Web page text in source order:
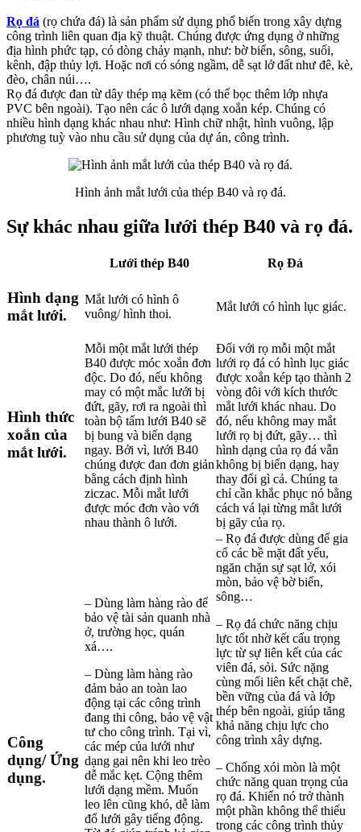
Rọ đá (rọ chứa đá) là sản phẩm sử dụng phổ biến trong xây dựng
công trình liên quan địa kỹ thuật. Chúng được ứng dụng ở những
địa hình phức tạp, có dòng chảy mạnh, như: bờ biển, sông, suối,
kênh, đập thủy lợi. Hoặc nơi có sóng ngầm, dễ sạt lở đất như đê, kè,
đèo, chân núi….
Rọ đá được đan từ dây thép mạ kẽm (có thể bọc thêm lớp nhựa
PVC bên ngoài). Tạo nên các ô lưới dạng xoắn kép. Chúng có
nhiều hình dạng khác nhau như: Hình chữ nhật, hình vuông, lập
phương tuỳ vào nhu cầu sử dụng của dự án, công trình.
Hình ảnh mắt lưới của thép B40 và rọ đá.
Sự khác nhau giữa lưới thép B40 và rọ đá.
Lưới thép B40 Rọ Đá
Hình dạng
mắt lưới.
Mắt lưới có hình ô
vuông/ hình thoi.
Mắt lưới có hình lục giác.
Hình thức
xoắn của
mắt lưới.
Mỗi một mắt lưới thép
B40 được móc xoắn đơn
độc. Do đó, nếu không
may có một mắc lưới bị
đứt, gãy, rơi ra ngoài thì
toàn bộ tấm lưới B40 sẽ
bị bung và biến dạng
ngay. Bởi vì, lưới B40
chúng được đan đơn giản
bằng cách định hình
ziczac. Mỗi mắt lưới
được móc đơn vào với
nhau thành ô lưới.
Đối với rọ mỗi một mắt
lưới rọ đá có hình lục giác
được xoắn kép tạo thành 2
vòng đôi với kích thước
mắt lưới khác nhau. Do
đó, nếu không may mắt
lưới rọ bị đứt, gãy… thì
hình dạng của rọ đá vẫn
không bị biến dạng, hay
thay đổi gì cả. Chúng ta
chỉ cần khắc phục nó bằng
cách vá lại từng mắt lưới
bị gãy của rọ.
Công
dụng/ Ứng
dụng.
– Dùng làm hàng rào để
bảo vệ tài sản quanh nhà
ở, trường học, quán
xá….
– Dùng làm hàng rào
đảm bảo an toàn lao
động tại các công trình
đang thi công, bảo vệ vật
tư cho công trình. Tại vì,
các mép của lưới như
dạng gai nên khi leo trèo
dễ mắc kẹt. Cộng thêm
lưới dạng mềm. Muốn
leo lên cũng khó, dễ làm
đổ lưới gây tiếng động.
– Rọ đá được dùng để gia
cố các bề mặt đất yếu,
ngăn chặn sự sạt lở, xói
mòn, bảo vệ bờ biển,
sông…
– Rọ đá chức năng chịu
lực tốt nhờ kết cấu trọng
lực từ sự liên kết của các
viên đá, sỏi. Sức nặng
cùng mối liên kết chặt chẽ,
bền vững của đá và lớp
thép bên ngoài, giúp tăng
khả năng chịu lực cho
công trình xây dựng.
– Chống xói mòn là một
chức năng quan trọng của
rọ đá. Khiến nó trở thành
một phần không thể thiếu
trong các công trình thủy